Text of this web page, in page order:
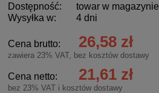
Dostępność:
towar w magazynie
Wysyłka w:
4 dni
Cena brutto: 26,58 zł
zawiera 23% VAT, bez kosztów dostawy
Cena netto: 21,61 zł
bez 23% VAT i kosztów dostawy